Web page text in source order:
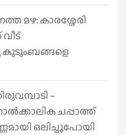
മഴ: കാരശ്ശേരി
കുടുംബങ്ങളെ
–
ചപ്പാത്ത്
ഒലിച്ചുപോയി